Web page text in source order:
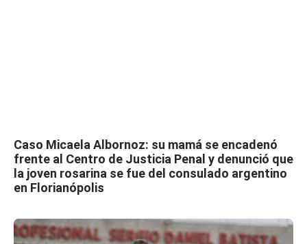
Caso Micaela Albornoz: su mamá se encadenó
frente al Centro de Justicia Penal y denunció que
la joven rosarina se fue del consulado argentino
en Florianópolis